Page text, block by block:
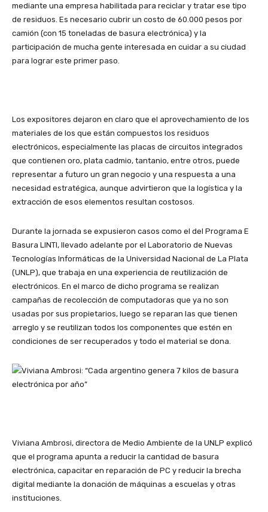
mediante una empresa habilitada para reciclar y tratar ese tipo
de residuos. Es necesario cubrir un costo de 60.000 pesos por
camión (con 15 toneladas de basura electrónica) y la
participación de mucha gente interesada en cuidar a su ciudad
para lograr este primer paso.
Los expositores dejaron en claro que el aprovechamiento de los
materiales de los que están compuestos los residuos
electrónicos, especialmente las placas de circuitos integrados
que contienen oro, plata cadmio, tantanio, entre otros, puede
representar a futuro un gran negocio y una respuesta a una
necesidad estratégica, aunque advirtieron que la logística y la
extracción de esos elementos resultan costosos.
Durante la jornada se expusieron casos como el del Programa E
Basura LINTI, llevado adelante por el Laboratorio de Nuevas
Tecnologías Informáticas de la Universidad Nacional de La Plata
(UNLP), que trabaja en una experiencia de reutilización de
electrónicos. En el marco de dicho programa se realizan
campañas de recolección de computadoras que ya no son
usadas por sus propietarios, luego se reparan las que tienen
arreglo y se reutilizan todos los componentes que estén en
condiciones de ser recuperados y todo el material se dona.
Viviana Ambrosi, directora de Medio Ambiente de la UNLP explicó
que el programa apunta a reducir la cantidad de basura
electrónica, capacitar en reparación de PC y reducir la brecha
digital mediante la donación de máquinas a escuelas y otras
instituciones.